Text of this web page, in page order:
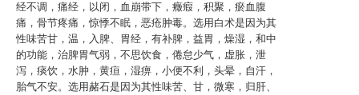
经不调，痛经，以闭，血崩带下，癥瘕，积聚，瘀血腹
痛，骨节疼痛，惊悸不眠，恶疮肿毒。选用白术是因为其
性味苦甘，温，入脾、胃经，有补脾，益胃，燥湿，和中
的功能，治脾胃气弱，不思饮食，倦怠少气，虚胀，泄
泻，痰饮，水肿，黄疸，湿痹，小便不利，头晕，自汗，
胎气不安。选用赭石是因为其性味苦、甘，微寒，归肝、